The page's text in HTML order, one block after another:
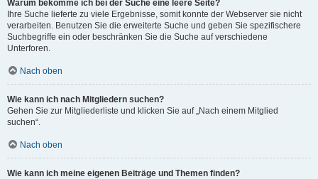
Warum bekomme ich bei der Suche eine leere Seite?
Ihre Suche lieferte zu viele Ergebnisse, somit konnte der Webserver sie nicht
verarbeiten. Benutzen Sie die erweiterte Suche und geben Sie spezifischere
Suchbegriffe ein oder beschränken Sie die Suche auf verschiedene
Unterforen.
Nach oben
Wie kann ich nach Mitgliedern suchen?
Gehen Sie zur Mitgliederliste und klicken Sie auf „Nach einem Mitglied
suchen“.
Nach oben
Wie kann ich meine eigenen Beiträge und Themen finden?